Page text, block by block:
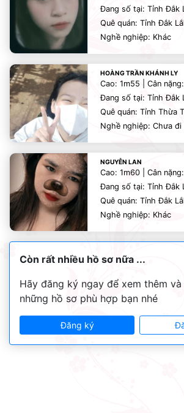
Đang số tại: Tỉnh Đắk
Quê quán: Tỉnh Đắk
Nghề nghiệp: Khác
HOÀNG TRẦN KHÁNH LY
Cao: 1m55 | Cân
Đang số tại: Tỉnh Đắk
Quê quán: Tỉnh Thừa
Nghề nghiệp: Chưa đi
NGUYỄN LAN
Cao: 1m60 | Cân
Đang số tại: Tỉnh Đắk
Quê quán: Tỉnh Đắk
Nghề nghiệp: Khác
Còn rất nhiều hồ sơ nữa ...
Hãy đăng ký ngay để xem thêm
những hồ sơ phù hợp bạn nhé
Đăng ký